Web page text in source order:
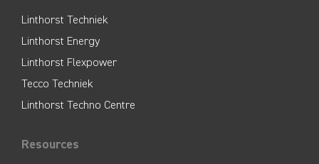
Linthorst Techniek
Linthorst Energy
Linthorst Flexpower
Tecco Techniek
Linthorst Techno Centre
Resources